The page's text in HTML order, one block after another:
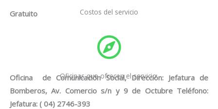
Costos del servicio
Gratuito
Oficinas que ofrecen el servicio.
Oficina de Comunicación Social, Dirección: Jefatura de
Bomberos, Av. Comercio s/n y 9 de Octubre Teléfono:
Jefatura: ( 04) 2746-393